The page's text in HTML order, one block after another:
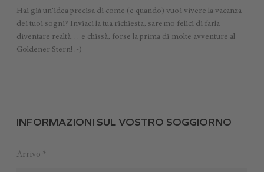
Hai già un’idea precisa di come (e quando) vuoi vivere la vacanza
dei tuoi sogni? Inviaci la tua richiesta, saremo felici di farla
diventare realtà… e chissà, forse la prima di molte avventure al
Goldener Stern! :-)
INFORMAZIONI SUL VOSTRO SOGGIORNO
Arrivo *